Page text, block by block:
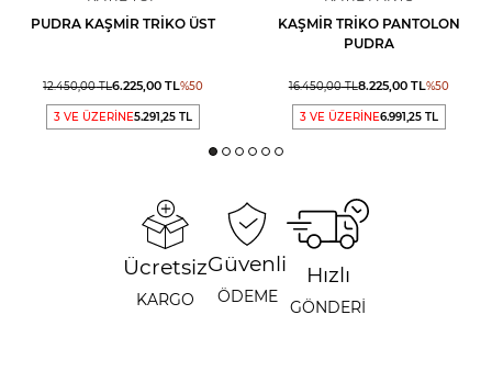
PUDRA KAŞMIR TRIKO ÜST
12.450,00TL6.225,00 TL%50
3 VE ÜZERİNE5.291,25 TL
KAŞMIR TRIKO PANTOLON
PUDRA
16.450,00TL8.225,00TL%50
3 VE ÜZERİNE6.991,25 TL
Ücretsiz
KARGO
Güvenli
ÖDEME
Hızlı
GÖNDERİ